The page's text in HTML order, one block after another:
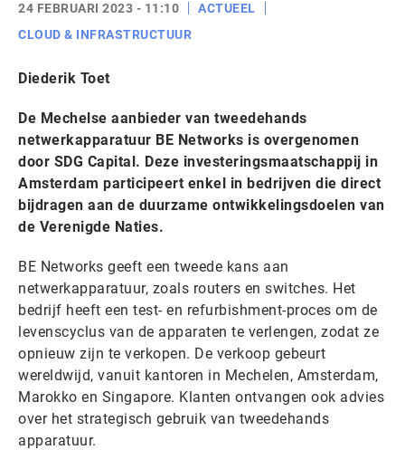
24 FEBRUARI 2023 - 11:10
ACTUEEL
CLOUD & INFRASTRUCTUUR
Diederik Toet
De Mechelse aanbieder van tweedehands
netwerkapparatuur BE Networks is overgenomen
door SDG Capital. Deze investeringsmaatschappij in
Amsterdam participeert enkel in bedrijven die direct
bijdragen aan de duurzame ontwikkelingsdoelen van
de Verenigde Naties.
BE Networks geeft een tweede kans aan
netwerkapparatuur, zoals routers en switches. Het
bedrijf heeft een test- en refurbishment-proces om de
levenscyclus van de apparaten te verlengen, zodat ze
opnieuw zijn te verkopen. De verkoop gebeurt
wereldwijd, vanuit kantoren in Mechelen, Amsterdam,
Marokko en Singapore. Klanten ontvangen ook advies
over het strategisch gebruik van tweedehands
apparatuur.